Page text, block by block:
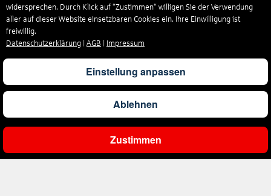
Ergebnisse filtern
widersprechen. Durch Klick auf “Zustimmen“ willigen Sie der Verwendung
aller auf dieser Website einsetzbaren Cookies ein. Ihre Einwilligung ist
freiwillig.
Datenschutzerklärung
AGB Impressum
Einstellung anpassen
Ablehnen
Zustimmen